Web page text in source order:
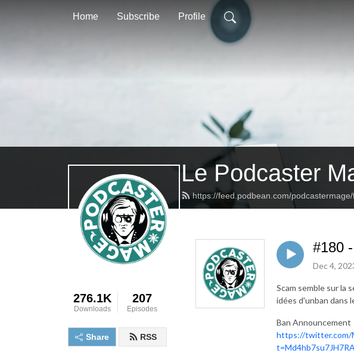
Home Subscribe Profile
Le Podcaster
https://feed.podbean.com/
276.1K
Downloads
207
Episodes
Share RSS
#180
Dec 4,
Scam semble sur la
idées d'unban dans
Ban Announcement
https://twitter.com/